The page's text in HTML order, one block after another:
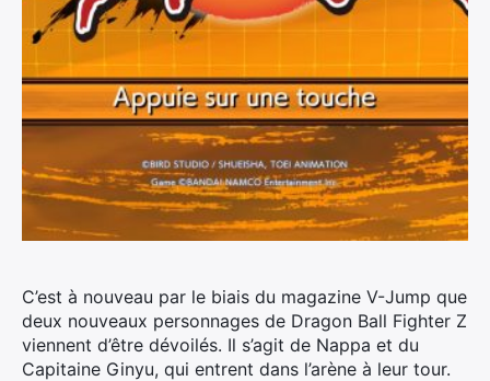
C’est à nouveau par le biais du magazine V-Jump que
deux nouveaux personnages de Dragon Ball Fighter Z
viennent d’être dévoilés. Il s’agit de Nappa et du
Capitaine Ginyu, qui entrent dans l’arène à leur tour.